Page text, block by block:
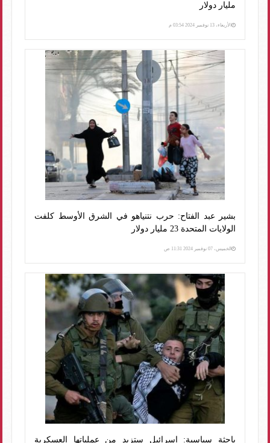
مليار دولار
الأربعاء، 13 نوفمبر 2024 03:54 م
بشير عبد الفتاح: حرب نتنياهو في الشرق الأوسط كلفت
الولايات المتحدة 23 مليار دولار
الخميس، 07 نوفمبر 2024 11:31 ص
باحثة سياسية: إسرائيل ستزيد من عملياتها العسكرية